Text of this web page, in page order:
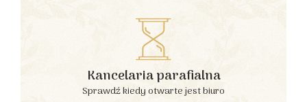
Kancelaria parafialna
Sprawdź kiedy otwarte jest biuro